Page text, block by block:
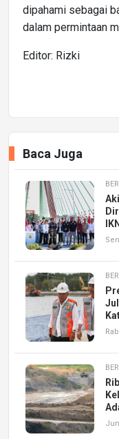
dipahami sebagai
dalam permintaan
Editor: Rizki
Baca Juga